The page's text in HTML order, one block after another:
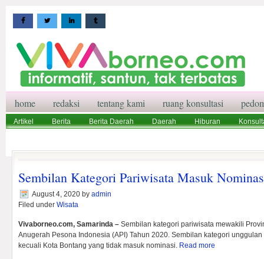
home redaksi tentang kami ruang konsultasi
Artikel Berita Berita Daerah Daerah Hiburan
Sembilan Kategori Pariwisata Masuk
August 4, 2020 by admin
Filed under Wisata
Vivaborneo.com, Samarinda – Sembilan kategori pariwisata mewakili
Anugerah Pesona Indonesia (API) Tahun 2020. Sembilan kategori
kecuali Kota Bontang yang tidak masuk nominasi. Read more